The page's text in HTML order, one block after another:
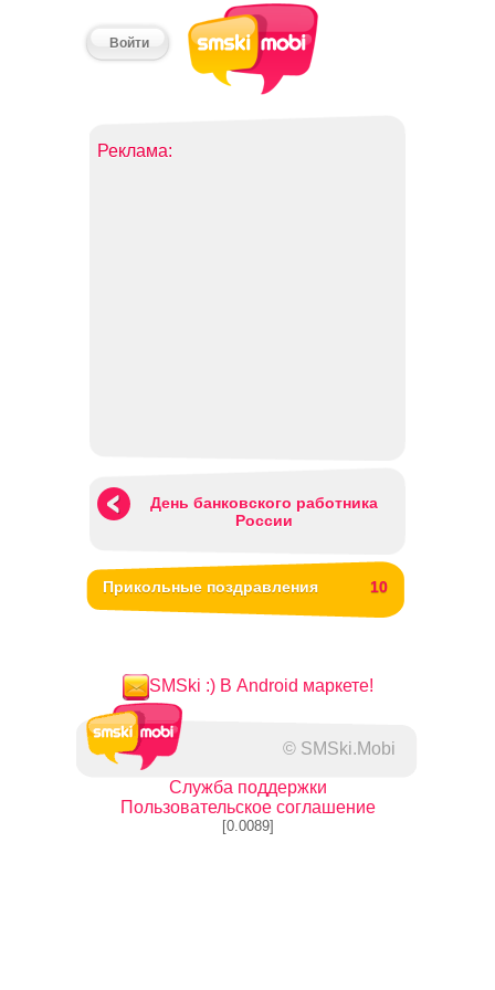
Войти
Реклама:
День банковского работника
России
Прикольные поздравления 10
SMSki :) В Android маркете!
© SMSki.Mobi
Служба поддержки
Пользовательское соглашение
[0.0089]